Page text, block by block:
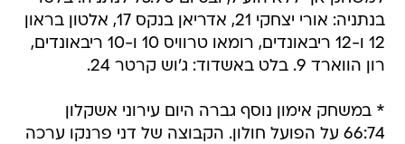
בנתניה: אורי יצחקי 21, אדריאן בנקס 17, אלטון בראון
12 ו-12 ריבאונדים, רומאו טרוויס 10 ו-10 ריבאונדים,
רון הווארד 9. בלט באשדוד: ג'וש קרטר 24.
* במשחק אימון נוסף גברה היום עירוני אשקלון
66:74 על הפועל חולון. הקבוצה של דני פרנקו ערכה